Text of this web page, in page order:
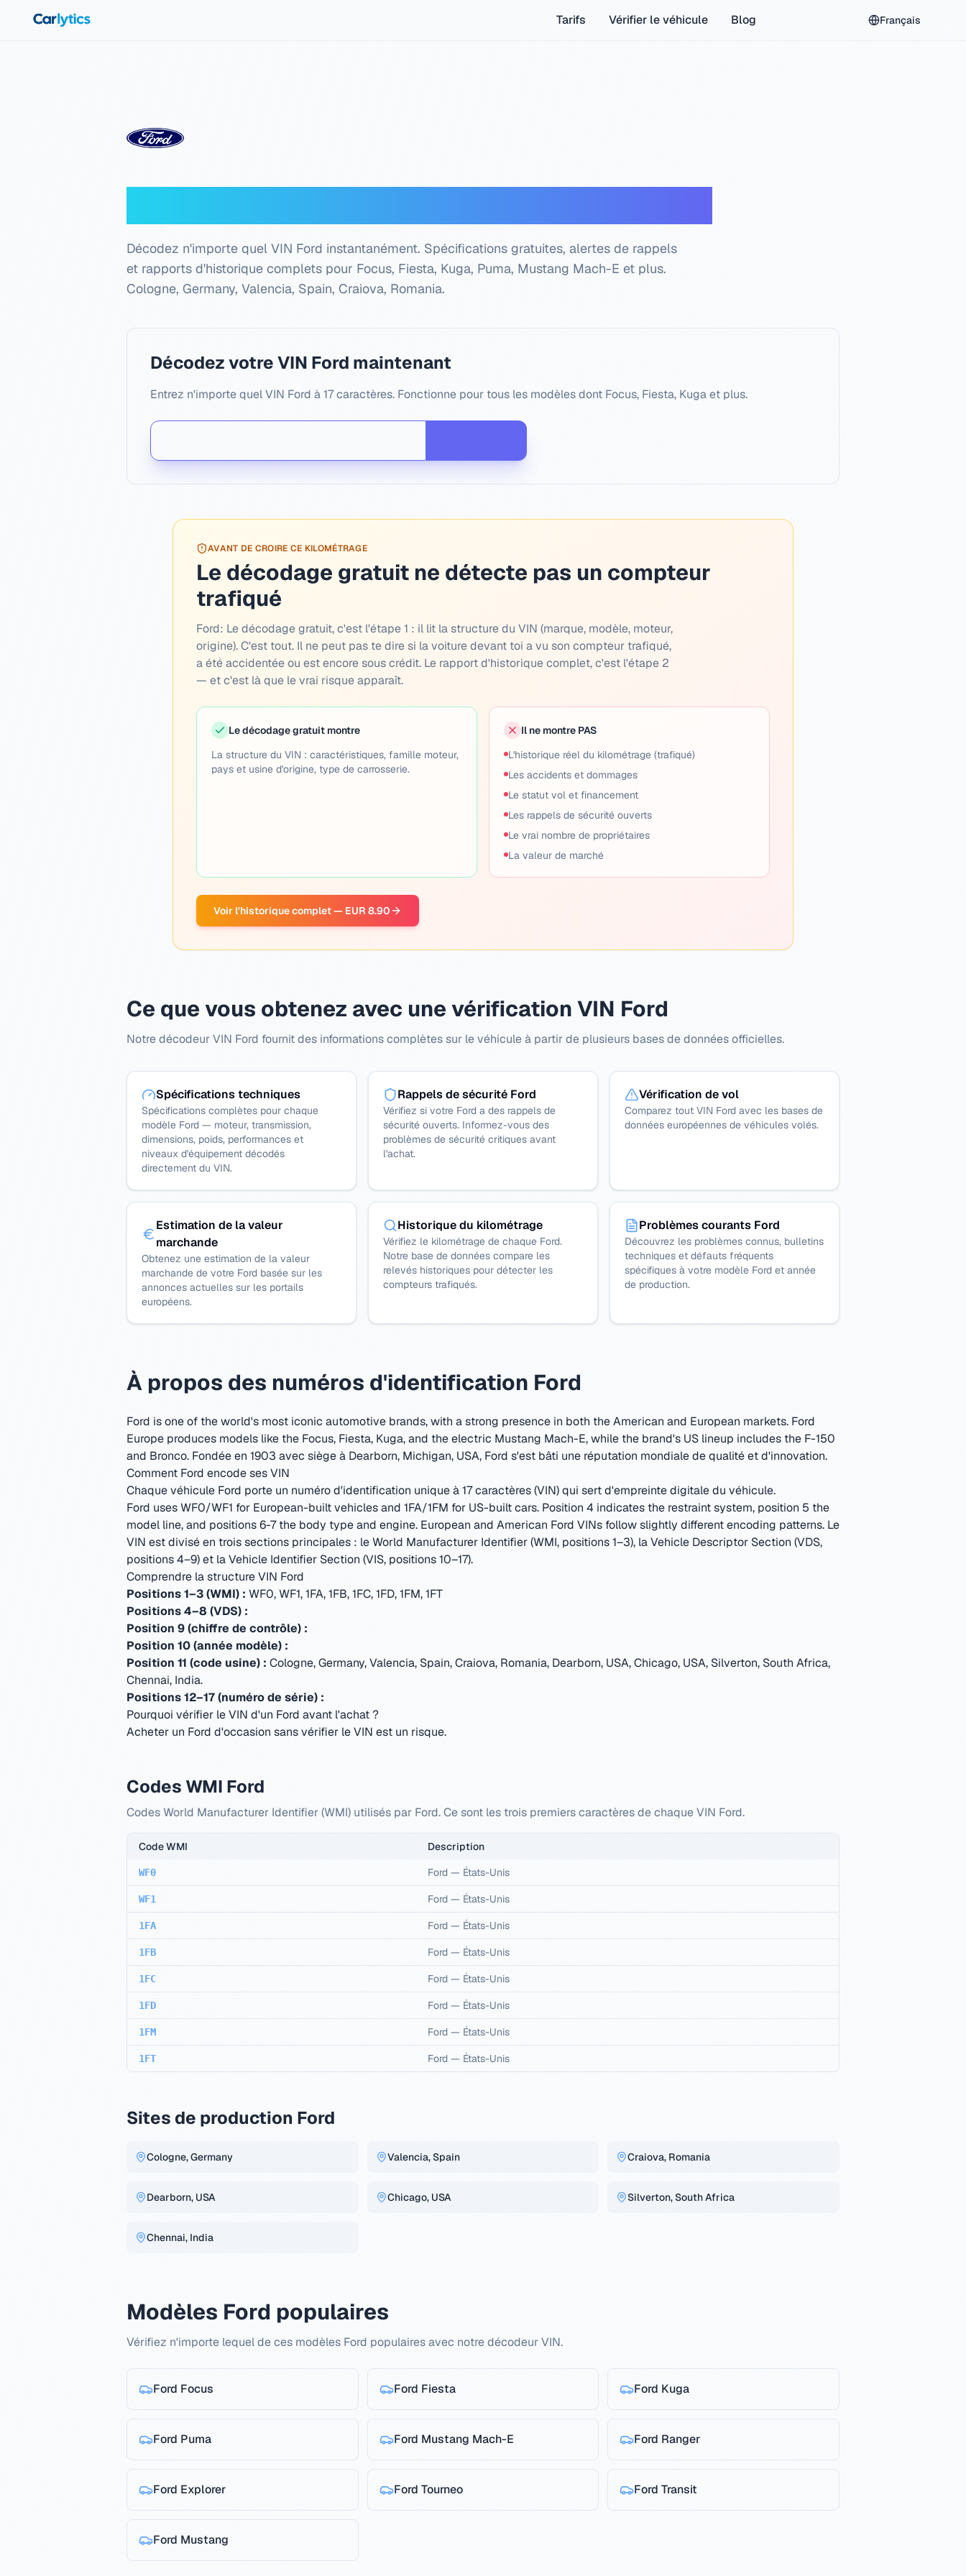
Tarifs
Vérifier le véhicule Blog Français
Décodez n'importe quel VIN Ford instantanément. Spécifications gratuites, alertes de rappels
et rapports d'historique complets pour Focus, Fiesta, Kuga, Puma, Mustang Mach-E et plus.
Cologne, Germany, Valencia, Spain, Craiova, Romania.
Décodez votre VIN Ford maintenant
Entrez n'importe quel VIN Ford à 17 caractères. Fonctionne pour tous les modèles dont Focus, Fiesta, Kuga et plus.
AVANT DE CROIRE CE KILOMÉTRAGE
Le décodage gratuit ne détecte pas un compteur
trafiqué
Ford: Le décodage gratuit, c'est l'étape 1 : il lit la structure du VIN (marque, modèle, moteur,
origine). C'est tout. Il ne peut pas te dire si la voiture devant toi a vu son compteur trafiqué,
a été accidentée ou est encore sous crédit. Le rapport d'historique complet, c'est l'étape 2
— et c'est là que le vrai risque apparaît.
Le décodage gratuit montre
La structure du VIN : caractéristiques, famille moteur,
pays et usine d'origine, type de carrosserie.
Il ne montre PAS
L'historique réel du kilométrage (trafiqué)
Les accidents et dommages
Le statut vol et financement
Les rappels de sécurité ouverts
Le vrai nombre de propriétaires
La valeur de marché
Voir l'historique complet — EUR 8.90
Ce que vous obtenez avec une vérification VIN Ford
Notre décodeur VIN Ford fournit des informations complètes sur le véhicule à partir de plusieurs bases de données officielles.
Spécifications techniques
Spécifications complètes pour chaque
modèle Ford — moteur, transmission,
dimensions, poids, performances et
niveaux d'équipement décodés
directement du VIN.
Rappels de sécurité Ford
Vérifiez si votre Ford a des rappels de
sécurité ouverts. Informez-vous des
problèmes de sécurité critiques avant
l'achat.
Vérification de vol
Comparez tout VIN Ford avec les bases de
données européennes de véhicules volés.
Estimation de la valeur
marchande
Obtenez une estimation de la valeur
marchande de votre Ford basée sur les
annonces actuelles sur les portails
européens.
Historique du kilométrage
Vérifiez le kilométrage de chaque Ford.
Notre base de données compare les
relevés historiques pour détecter les
compteurs trafiqués.
Problèmes courants Ford
Découvrez les problèmes connus, bulletins
techniques et défauts fréquents
spécifiques à votre modèle Ford et année
de production.
À propos des numéros d'identification Ford
Ford is one of the world's most iconic automotive brands, with a strong presence in both the American and European markets. Ford
Europe produces models like the Focus, Fiesta, Kuga, and the electric Mustang Mach-E, while the brand's US lineup includes the F-150
and Bronco. Fondée en 1903 avec siège à Dearborn, Michigan, USA, Ford s'est bâti une réputation mondiale de qualité et d'innovation.
Comment Ford encode ses VIN
Chaque véhicule Ford porte un numéro d'identification unique à 17 caractères (VIN) qui sert d'empreinte digitale du véhicule.
Ford uses WF0/WF1 for European-built vehicles and 1FA/1FM for US-built cars. Position 4 indicates the restraint system, position 5 the
model line, and positions 6-7 the body type and engine. European and American Ford VINs follow slightly different encoding patterns. Le
VIN est divisé en trois sections principales : le World Manufacturer Identifier (WMI, positions 1–3), la Vehicle Descriptor Section (VDS,
positions 4–9) et la Vehicle Identifier Section (VIS, positions 10–17).
Comprendre la structure VIN Ford
Positions 1–3 (WMI) : WF0, WF1, 1FA, 1FB, 1FC, 1FD, 1FM, 1FT
Positions 4–8 (VDS) :
Position 9 (chiffre de contrôle) :
Position 10 (année modèle) :
Position 11 (code usine) : Cologne, Germany, Valencia, Spain, Craiova, Romania, Dearborn, USA, Chicago, USA, Silverton, South Africa,
Chennai, India.
Positions 12–17 (numéro de série) :
Pourquoi vérifier le VIN d'un Ford avant l'achat ?
Acheter un Ford d'occasion sans vérifier le VIN est un risque.
Codes WMI Ford
Codes World Manufacturer Identifier (WMI) utilisés par Ford. Ce sont les trois premiers caractères de chaque VIN Ford.
Code WMI Description
WF0 Ford — États-Unis
WF1 Ford — États-Unis
1FA Ford — États-Unis
1FB Ford — États-Unis
1FC Ford — États-Unis
1FD Ford — États-Unis
1FM Ford — États-Unis
1FT Ford — États-Unis
Sites de production Ford
Cologne, Germany Valencia, Spain Craiova, Romania
Dearborn, USA Chicago, USA Silverton, South Africa
Chennai, India
Modèles Ford populaires
Vérifiez n'importe lequel de ces modèles Ford populaires avec notre décodeur VIN.
Ford Focus Ford Fiesta Ford Kuga
Ford Puma Ford Mustang Mach-E Ford Ranger
Ford Explorer Ford Tourneo Ford Transit
Ford Mustang